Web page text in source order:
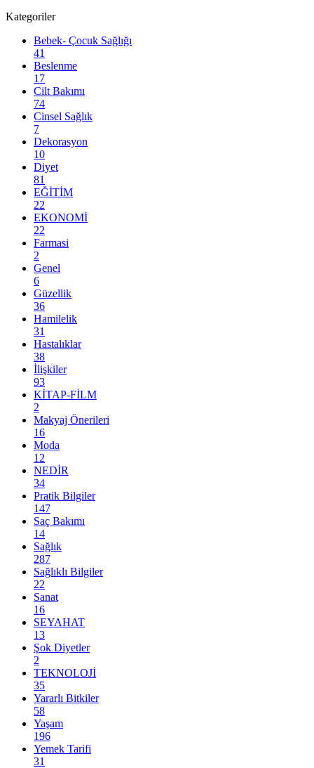
Kategoriler
Bebek- Çocuk Sağlığı
41
Beslenme
17
Cilt Bakımı
74
Cinsel Sağlık
7
Dekorasyon
10
Diyet
81
EĞİTİM
22
EKONOMİ
22
Farmasi
2
Genel
6
Güzellik
36
Hamilelik
31
Hastalıklar
38
İlişkiler
93
KİTAP-FİLM
2
Makyaj Önerileri
16
Moda
12
NEDİR
34
Pratik Bilgiler
147
Saç Bakımı
14
Sağlık
287
Sağlıklı Bilgiler
22
Sanat
16
SEYAHAT
13
Şok Diyetler
2
TEKNOLOJİ
35
Yararlı Bitkiler
58
Yaşam
196
Yemek Tarifi
31